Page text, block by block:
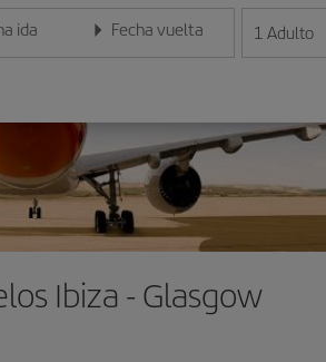
ida
la fecha en formato día/mes/año
Fecha vuelta
Introduce la fecha en formato día/
1 Adulto
Ibiza - Glasgow